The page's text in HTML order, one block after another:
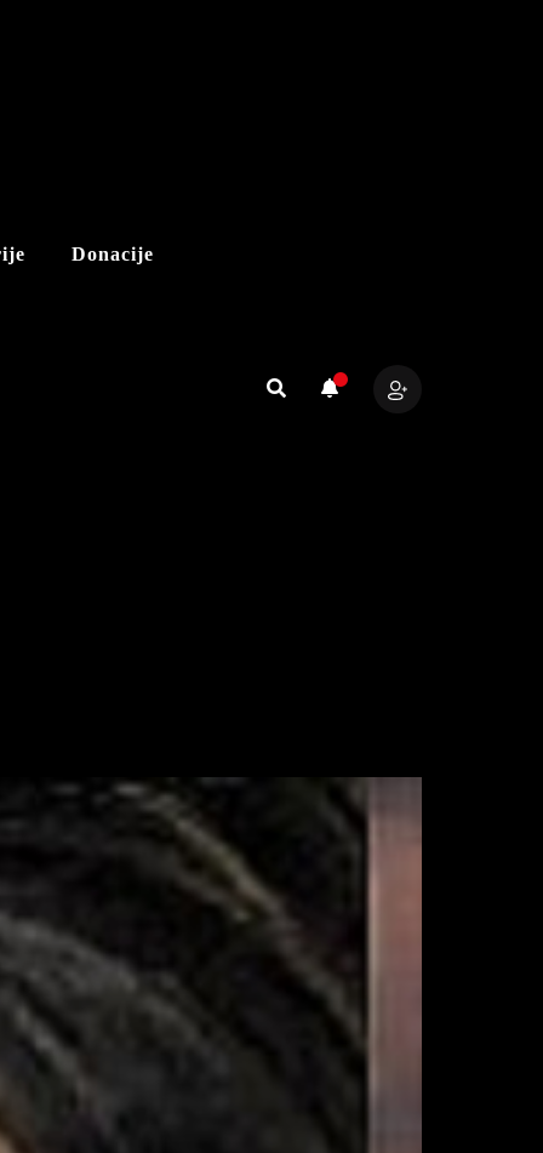
Donacije